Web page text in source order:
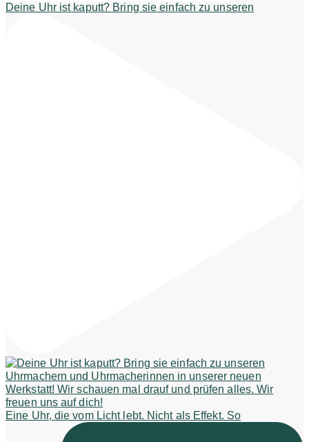
Deine Uhr ist kaputt? Bring sie einfach zu unseren
Eine Uhr, die vom Licht lebt. Nicht als Effekt. So